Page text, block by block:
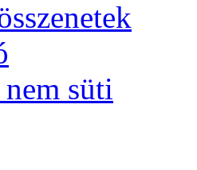
süti